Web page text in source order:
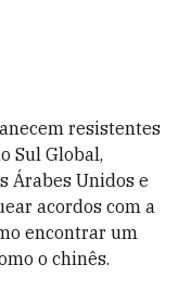
resistentes
Sul Global,
Árabes Unidos e
acordos com a
encontrar um
o chinês.